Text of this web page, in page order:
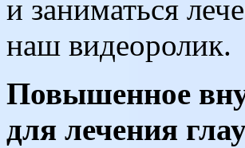
и заниматься
наш видеоролик.
Повышенное
для лечения